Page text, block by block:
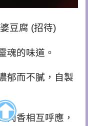
豆腐 (招待)
魂的味道。
郁而不膩，自製
肉香相互呼應，